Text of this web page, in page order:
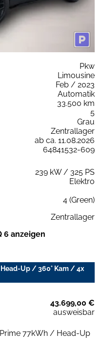
Pkw
Limousine
Feb / 2023
Automatik
33.500 km
5
Grau
Zentrallager
ab ca. 11.08.2026
64841532-609
239 kW / 325 PS
Elektro
4 (Green)
Zentrallager
6 anzeigen
Up / 360° Kam / 4x
43.699,00 €
ausweisbar